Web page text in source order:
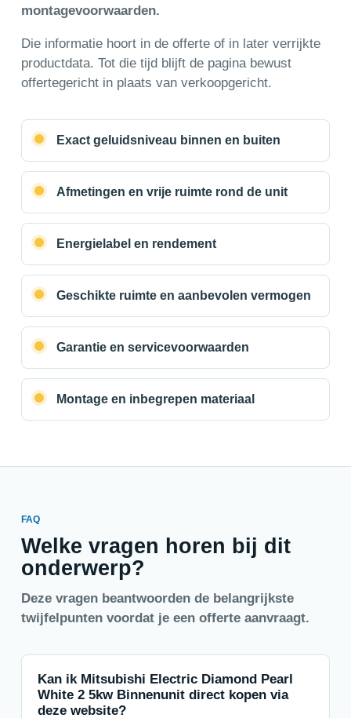
montagevoorwaarden.
Die informatie hoort in de offerte of in later verrijkte
productdata. Tot die tijd blijft de pagina bewust
offertegericht in plaats van verkoopgericht.
Exact geluidsniveau binnen en buiten
Afmetingen en vrije ruimte rond de unit
Energielabel en rendement
Geschikte ruimte en aanbevolen vermogen
Garantie en servicevoorwaarden
Montage en inbegrepen materiaal
FAQ
Welke vragen horen bij dit
onderwerp?
Deze vragen beantwoorden de belangrijkste
twijfelpunten voordat je een offerte aanvraagt.
Kan ik Mitsubishi Electric Diamond Pearl
White 2 5kw Binnenunit direct kopen via
deze website?